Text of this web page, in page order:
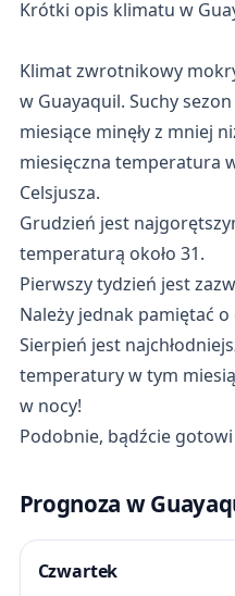
Krótki opis klimatu w
Klimat zwrotnikowy
w Guayaquil. Suchy
miesiące minęły z mniej
miesięczna temperatura
Celsjusza.
Grudzień jest
temperaturą około 31.
Pierwszy tydzień jest
Należy jednak pamiętać
Sierpień jest
temperatury w tym
w nocy!
Podobnie, bądźcie
Prognoza w
Czwartek